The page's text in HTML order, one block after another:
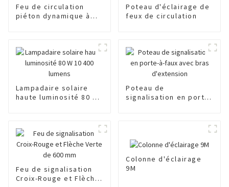
Feu de circulation
piéton dynamique à
Poteau d'éclairage de
feux de circulation
Lampadaire solaire
haute luminosité 80 W
Poteau de
signalisation en porte-
Feu de signalisation
Croix-Rouge et Flèche
Colonne d'éclairage
9M